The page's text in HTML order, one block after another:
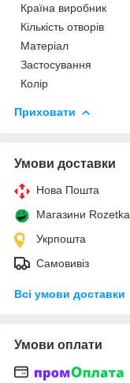
Країна виробник
Кількість отворів
Матеріал
Застосування
Колір
Приховати
Умови доставки
Нова Пошта
Магазини Rozetka
Укрпошта
Самовивіз
Всі умови доставки
Умови оплати